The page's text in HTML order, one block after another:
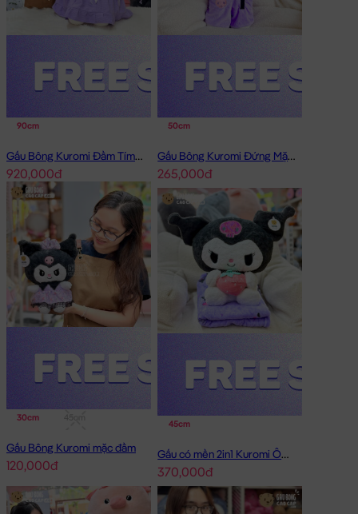
Gấu Bông Kuromi cosplay Dơi
90cm
Gấu Bông Kuromi Đầm Tím Cổ Sen Đính Nơ
920,000đ
50cm
Gấu Bông Kuromi Đứng Mặc Yếm Tím
265,000đ
30cm
Gấu Bông Kuromi mặc đầm
120,000đ
45cm
Gấu có mền 2in1 Kuromi Ôm Dâu
370,000đ